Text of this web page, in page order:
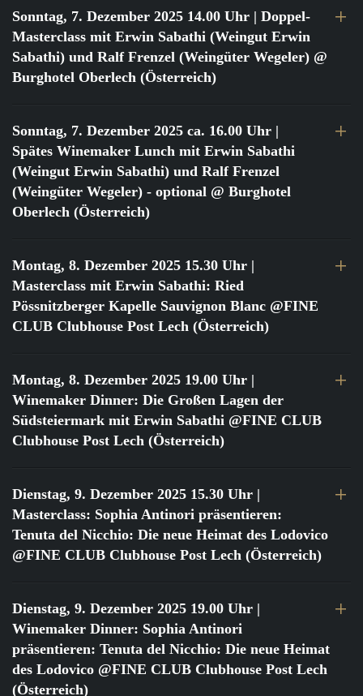
Sonntag, 7. Dezember 2025 14.00 Uhr | Doppel-
Masterclass mit Erwin Sabathi (Weingut Erwin
Sabathi) und Ralf Frenzel (Weingüter Wegeler) @
Burghotel Oberlech (Österreich)
Sonntag, 7. Dezember 2025 ca. 16.00 Uhr |
Spätes Winemaker Lunch mit Erwin Sabathi
(Weingut Erwin Sabathi) und Ralf Frenzel
(Weingüter Wegeler) - optional @ Burghotel
Oberlech (Österreich)
Montag, 8. Dezember 2025 15.30 Uhr |
Masterclass mit Erwin Sabathi: Ried
Pössnitzberger Kapelle Sauvignon Blanc @FINE
CLUB Clubhouse Post Lech (Österreich)
Montag, 8. Dezember 2025 19.00 Uhr |
Winemaker Dinner: Die Großen Lagen der
Südsteiermark mit Erwin Sabathi @FINE CLUB
Clubhouse Post Lech (Österreich)
Dienstag, 9. Dezember 2025 15.30 Uhr |
Masterclass: Sophia Antinori präsentieren:
Tenuta del Nicchio: Die neue Heimat des Lodovico
@FINE CLUB Clubhouse Post Lech (Österreich)
Dienstag, 9. Dezember 2025 19.00 Uhr |
Winemaker Dinner: Sophia Antinori
präsentieren: Tenuta del Nicchio: Die neue Heimat
des Lodovico @FINE CLUB Clubhouse Post Lech
(Österreich)